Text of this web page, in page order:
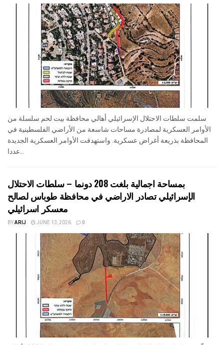
سلمت سلطات الاحتلال الإسرائيلي أهالي محافظة بيت لحم سلسلة من
الأوامر العسكرية لمصادرة مساحات شاسعة من الأراضي الفلسطينية في
المحافظة بذريعة أغراض عسكرية. واستهدفت الأوامر العسكرية الجديدة
بمساحة اجمالية بلغت 208 دونما – سلطات الاحتلال
الإسرائيلي تصادر الاراضي في محافظة طوباس لصالح
معسكر اسرائيلي
BYARIJ JUNE 13, 2026 0